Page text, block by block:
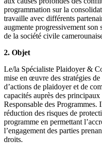
programmation sur la
travaille avec différents
augmente progressivement
de la société civile
2. Objet
Le/la Spécialiste Plaidoyer &
mise en œuvre des stratégies
d’actions de plaidoyer et de
capacités auprès des
Responsable des
réduction des risques de
programme en permettant
l’engagement des parties
droits.